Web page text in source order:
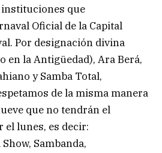
que
Oficial de la Capital
Por designación divina
en la Antigüedad), Ara Berá,
y Samba Total,
de la misma manera
que no tendrán el
lunes, es decir:
Sambanda,